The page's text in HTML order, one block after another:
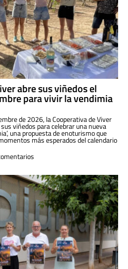
abre sus viñedos el
para vivir la vendimia
de 2026, la Cooperativa de Viver
viñedos para celebrar una nueva
una propuesta de enoturismo que
más esperados del calendario